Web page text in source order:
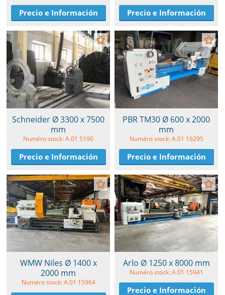
Precio e Información Precio e Información
Schneider Ø 3300 x 7500
mm
Numéro stock: A.01 5190
Precio e Información
PBR TM30 Ø 600 x 2000
mm
Numéro stock: A.01 16295
Precio e Información
WMW Niles Ø 1400 x
2000 mm
Numéro stock: A.01 15964
Arlo Ø 1250 x 8000 mm
Numéro stock: A.01 15941
Precio e Información